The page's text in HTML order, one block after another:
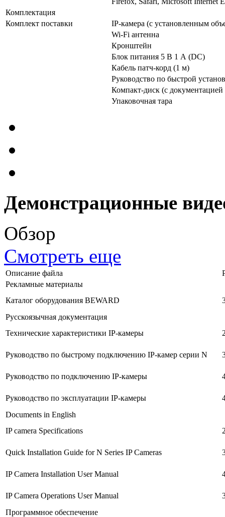
Комплектация
Комплект поставки
IP-камера (с установленным
Wi-Fi антенна
Кронштейн
Блок питания 5 В 1 А (DC)
Кабель патч-корд (1 м)
Руководство по быстрой
Компакт-диск (с
Упаковочная тара
Демонстрационные
Обзор
Смотреть еще
Описание файла
Рекламные материалы
Каталог оборудования BEWARD
Русскоязычная документация
Технические характеристики IP-камеры
Руководство по быстрому подключению IP-камер серии N
Руководство по подключению IP-камеры
Руководство по эксплуатации IP-камеры
Documents in English
IP camera Specifications
Quick Installation Guide for N Series IP Cameras
IP Camera Installation User Manual
IP Camera Operations User Manual
Программное обеспечение